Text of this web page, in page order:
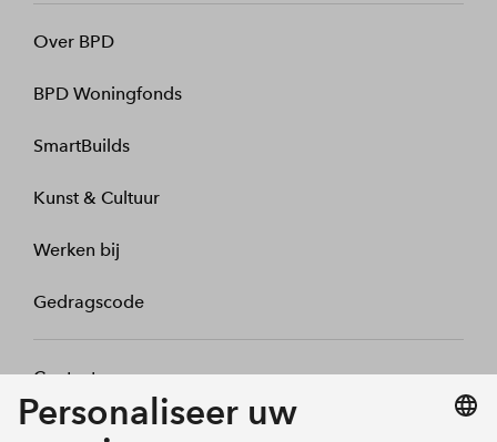
Over BPD
BPD Woningfonds
SmartBuilds
Kunst & Cultuur
Werken bij
Gedragscode
Contact
Mijn profiel